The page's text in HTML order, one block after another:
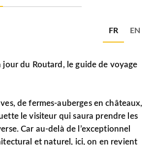
FR EN
jour du Routard, le guide de voyage
de fermes-auberges en châteaux,
le visiteur qui saura prendre les
Car au-delà de l’exceptionnel
et naturel, ici, on en revient